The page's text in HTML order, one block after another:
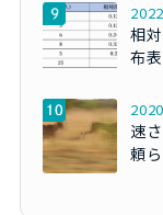
相
布
速
頼